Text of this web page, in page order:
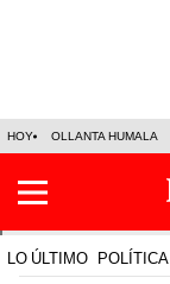
HOY OLLANTA HUMALA
LO ÚLTIMO POLÍTICA